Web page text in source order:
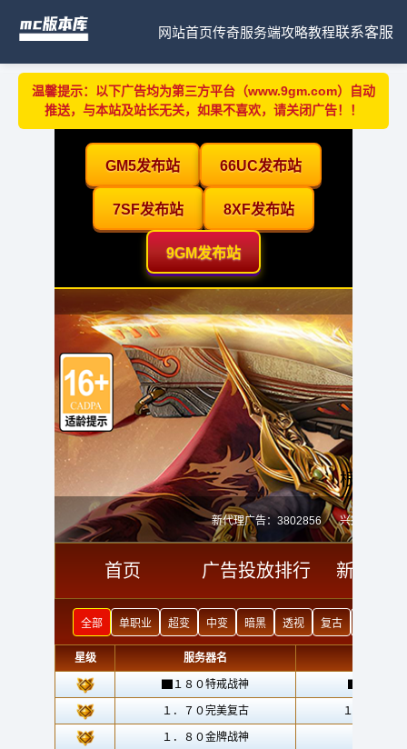
网站首页传奇服务端攻略教程联系客服
温馨提示：以下广告均为第三方平台（www.9gm.com）自动
推送，与本站及站长无关，如果不喜欢，请关闭广告！！